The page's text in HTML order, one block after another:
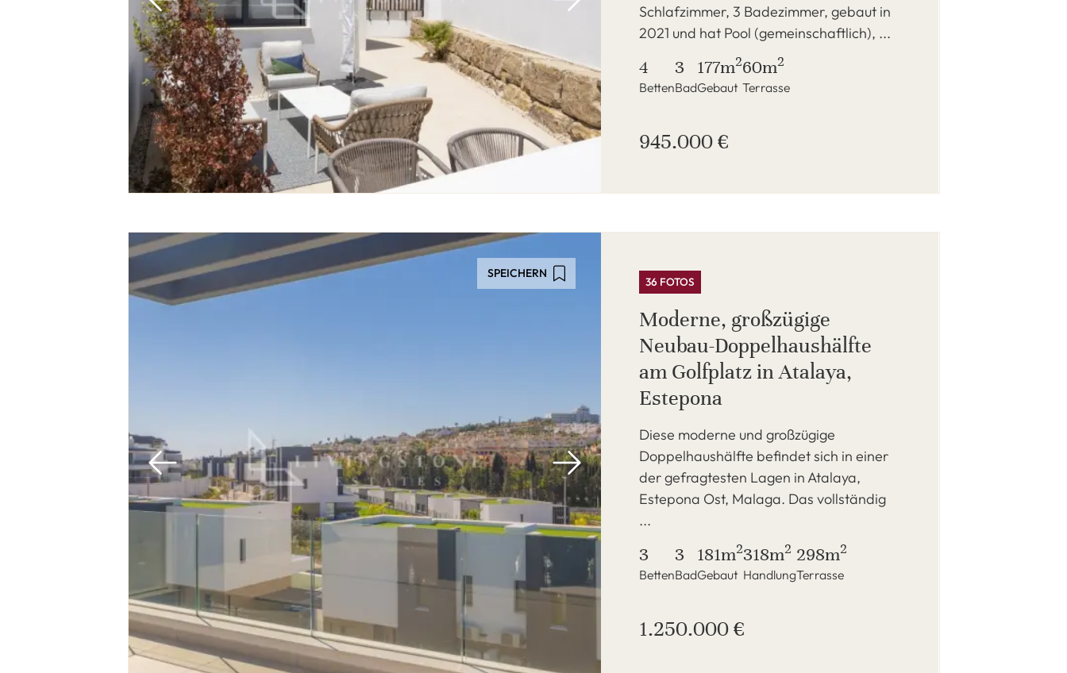
Schlafzimmer, 3 Badezimmer, gebaut in
2021 und hat Pool (gemeinschaftlich), ...
4
Betten
3
Bad
177m2
Gebaut
60m2
Terrasse
945.000 €
SPEICHERN
36 FOTOS
Moderne, großzügige
Neubau-Doppelhaushälfte
am Golfplatz in Atalaya,
Estepona
Diese moderne und großzügige
Doppelhaushälfte befindet sich in einer
der gefragtesten Lagen in Atalaya,
Estepona Ost, Malaga. Das vollständig
...
3
Betten
3
Bad
181m2
Gebaut
318m2
Handlung
298m2
Terrasse
1.250.000 €